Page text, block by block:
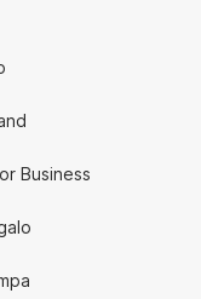
Business